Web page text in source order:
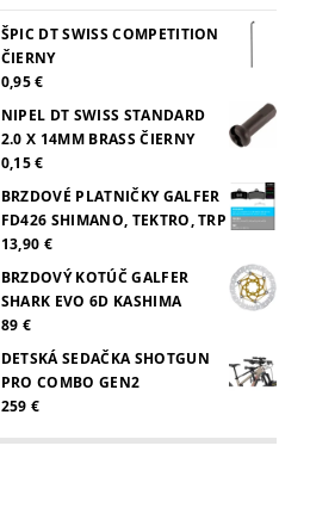
ŠPIC DT SWISS COMPETITION
ČIERNY
0,95 €
NIPEL DT SWISS STANDARD
2.0 X 14MM BRASS ČIERNY
0,15 €
BRZDOVÉ PLATNIČKY GALFER
FD426 SHIMANO, TEKTRO, TRP
13,90 €
BRZDOVÝ KOTÚČ GALFER
SHARK EVO 6D KASHIMA
89 €
DETSKÁ SEDAČKA SHOTGUN
PRO COMBO GEN2
259 €